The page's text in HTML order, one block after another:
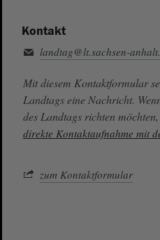
Kontakt
landtag@lt.sachsen-
Mit diesem Kontaktformular
Landtags eine Nachricht.
des Landtags richten
direkte Kontaktaufnahme mit
zum Kontaktformular